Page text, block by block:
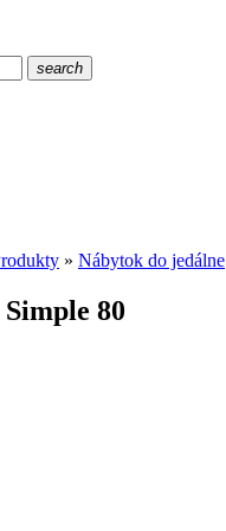
search
» Nábytok do jedálne
80